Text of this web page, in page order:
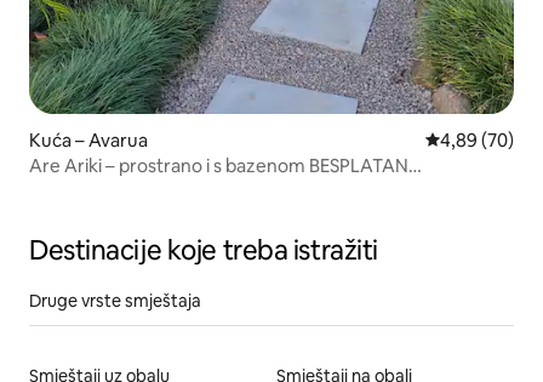
Kuća – Avarua Prosječna
4,89 (70)
Are Ariki – prostrano i s bazenom BESPLATAN
Destinacije koje treba istražiti
Druge vrste smještaja
Smještaji uz obalu
Smještaji na obali